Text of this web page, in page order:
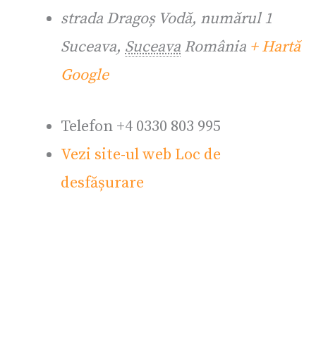
strada Dragoș Vodă, numărul 1
Suceava, Suceava România + Hartă
Google
Telefon +4 0330 803 995
Vezi site-ul web Loc de
desfășurare